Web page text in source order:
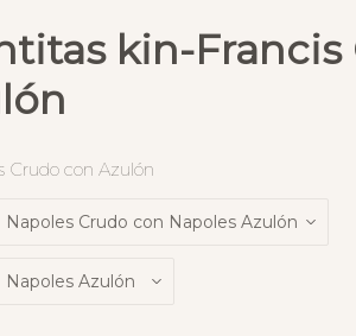
kin-
Crudo con Azulón